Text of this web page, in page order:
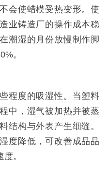
会使蜡模受热变形。使
业铸造厂的操作成本稳
潮湿的月份放慢制作脚
。
度的吸湿性。当塑料
中，湿气被加热并被蒸
结构与外表产生细缝。
度降低，可改善成品品
。